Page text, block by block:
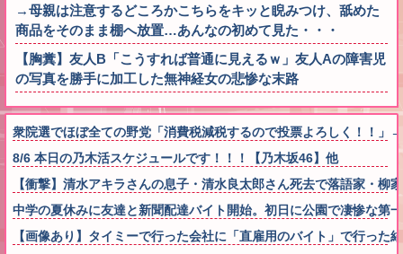
→母親は注意するどころかこちらをキッと睨みつけ、舐めた
商品をそのまま棚へ放置…あんなの初めて見た・・・
【胸糞】友人B「こうすれば普通に見えるｗ」友人Aの障害児
の写真を勝手に加工した無神経女の悲惨な末路
衆院選でほぼ全ての野党「消費税減税するので投票よろしく！！
8/6 本日の乃木活スケジュールです！！！【乃木坂46】他
【衝撃】清水アキラさんの息子・清水良太郎さん死去で落語家・
中学の夏休みに友達と新聞配達バイト開始。初日に公園で凄惨な
【画像あり】タイミーで行った会社に「直雇用のバイト」で行った